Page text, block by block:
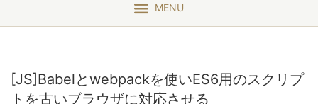
MENU
[JS]Babelとwebpackを使いES6用のスクリプ
トを古いブラウザに対応させる